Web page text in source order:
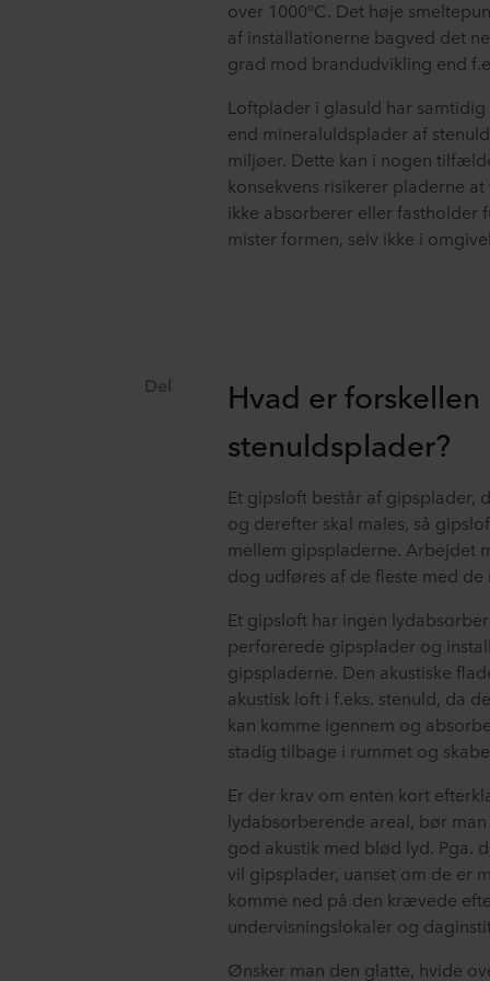
over 1000°C. Det høje
af installationerne bagved det
grad mod brandudvikling end
Loftplader i glasuld har
end mineraluldsplader af
miljøer. Dette kan i nogen
konsekvens risikerer pladerne
ikke absorberer eller fastholder
mister formen, selv ikke i
Del
Hvad er
stenuldsplader?
Et gipsloft består af gipsplader,
og derefter skal males, så
mellem gipspladerne. Arbejdet
dog udføres af de fleste med
Et gipsloft har ingen
perforerede gipsplader og
gipspladerne. Den akustiske
akustisk loft i f.eks. stenuld, da
kan komme igennem og
stadig tilbage i rummet og
Er der krav om enten kort
lydabsorberende areal, bør
god akustik med blød lyd. Pga.
vil gipsplader, uanset om de er
komme ned på den krævede
undervisningslokaler og
Ønsker man den glatte, hvide